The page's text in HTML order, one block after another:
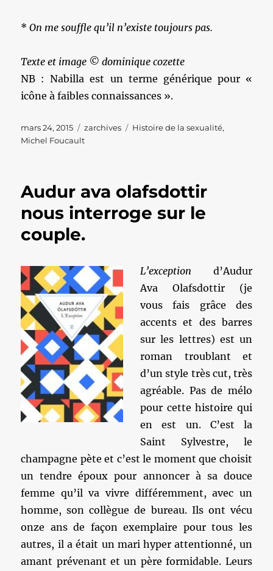
*On me souffle qu’il n’existe toujours pas.
Texte et image © dominique cozette
NB : Nabilla est un terme générique pour «
icône à faibles connaissances ».
Publié
le
mars 24, 2015 Catégories
zarchives Étiquettes
Histoire de la sexualité,
Michel Foucault
Audur ava olafsdottir
nous interroge sur le
couple.
L’exception d’Audur
Ava Olafsdottir (je
vous fais grâce des
accents et des barres
sur les lettres) est un
roman troublant et
d’un style très cut, très
agréable. Pas de mélo
pour cette histoire qui
en est un. C’est la
Saint Sylvestre, le
champagne pète et c’est le moment que choisit
un tendre époux pour annoncer à sa douce
femme qu’il va vivre différemment, avec un
homme, son collègue de bureau. Ils ont vécu
onze ans de façon exemplaire pour tous les
autres, il a était un mari hyper attentionné, un
amant prévenant et un père formidable. Leurs